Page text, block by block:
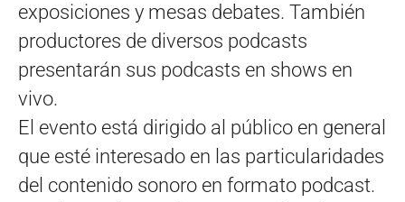
exposiciones y mesas debates. También
productores de diversos podcasts
presentarán sus podcasts en shows en
vivo.
El evento está dirigido al público en general
que esté interesado en las particularidades
del contenido sonoro en formato podcast.